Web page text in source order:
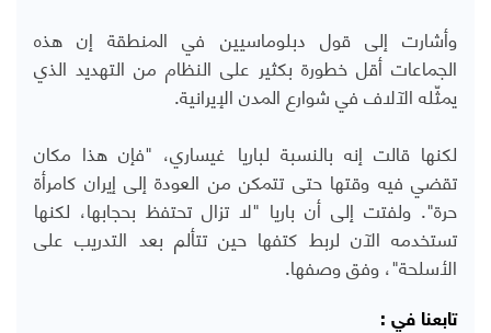
وأشارت إلى قول دبلوماسيين في المنطقة إن هذه
الجماعات أقل خطورة بكثير على النظام من التهديد الذي
يمثّله الآلاف في شوارع المدن الإيرانية.
لكنها قالت إنه بالنسبة لباريا غيساري، "فإن هذا مكان
تقضي فيه وقتها حتى تتمكن من العودة إلى إيران كامرأة
حرة". ولفتت إلى أن باريا "لا تزال تحتفظ بحجابها، لكنها
تستخدمه الآن لربط كتفها حين تتألم بعد التدريب على
الأسلحة"، وفق وصفها.
تابعنا في :